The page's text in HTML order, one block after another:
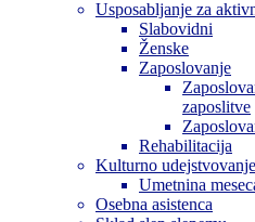
Usposabljanje za
Slabovidni
Ženske
Zaposlovanje
zaposlitve
Rehabilitacija
Kulturno
Umetnina
Osebna asistenca